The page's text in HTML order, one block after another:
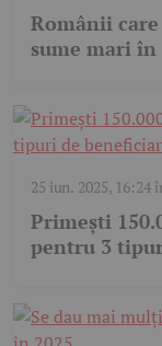
Românii
sume mari în
25 iun. 2025, 16:24
Primești
pentru 3